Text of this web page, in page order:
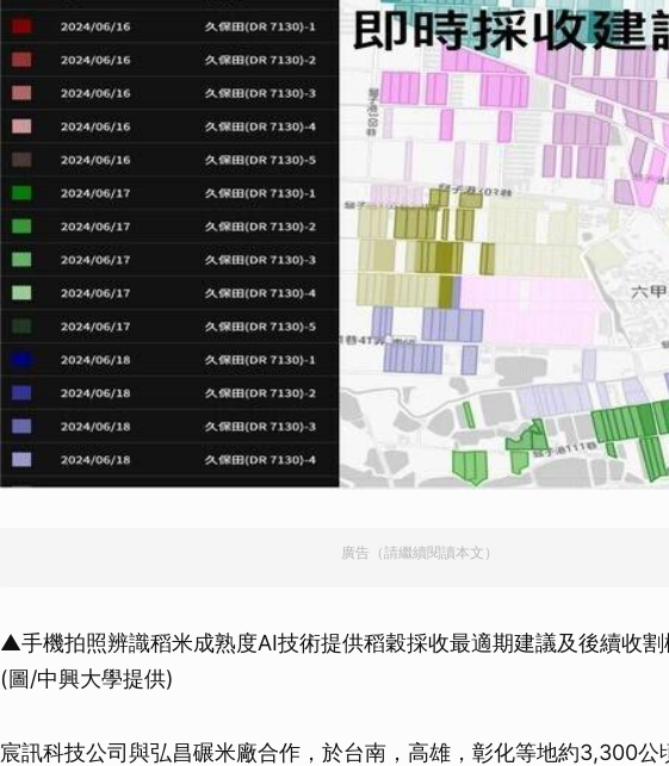
廣告（請繼續閱讀本文）
▲手機拍照辨識稻米成熟度AI技術提供稻穀採收最適期建議及後續收割
(圖/中興大學提供)
宸訊科技公司與弘昌碾米廠合作，於台南，高雄，彰化等地約3,300公